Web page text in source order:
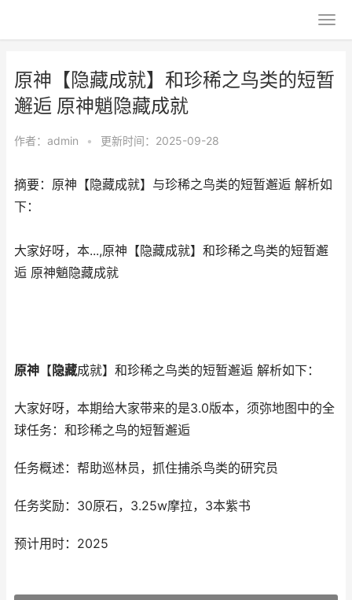
原神【隐藏成就】和珍稀之鸟类的短暂
邂逅 原神魈隐藏成就
作者： admin • 更新时间：2025-09-28
摘要：原神【隐藏成就】与珍稀之鸟类的短暂邂逅 解析如
下：
大家好呀，本...,原神【隐藏成就】和珍稀之鸟类的短暂邂
逅 原神魈隐藏成就
原神 【隐藏成就】和珍稀之鸟类的短暂邂逅 解析如下：
大家好呀，本期给大家带来的是3.0版本，须弥地图中的全
球任务：和珍稀之鸟的短暂邂逅
任务概述：帮助巡林员，抓住捕杀鸟类的研究员
任务奖励：30原石，3.25w摩拉，3本紫书
预计用时：2025